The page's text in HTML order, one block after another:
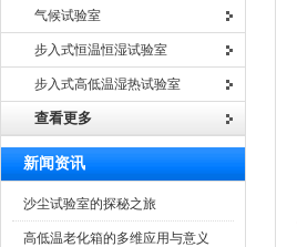
气候试验室
步入式恒温恒湿试验室
步入式高低温湿热试验室
查看更多
新闻资讯
沙尘试验室的探秘之旅
高低温老化箱的多维应用与意义